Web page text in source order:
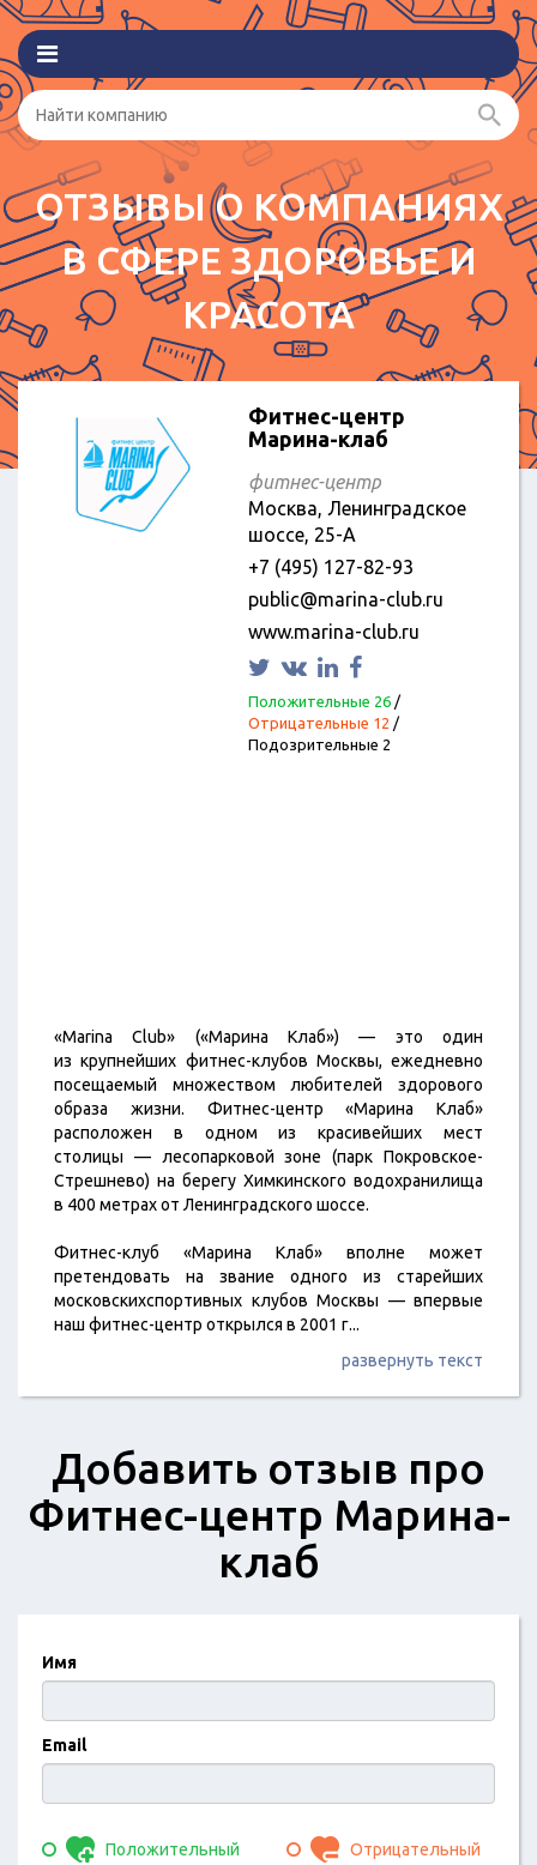
ОТЗЫВЫ О КОМПАНИЯХ
В СФЕРЕ ЗДОРОВЬЕ И
КРАСОТА
Фитнес-центр
Марина-клаб
фитнес-центр
Москва, Ленинградское
шоссе, 25-А
+7 (495) 127-82-93
public@marina-club.ru
www.marina-club.ru
Положительные 26/
Отрицательные 12 /
Подозрительные 2
«Мarina Club» («Марина Клаб») — это один
из крупнейших фитнес-клубов Москвы, ежедневно
посещаемый множеством любителей здорового
образа жизни. Фитнес-центр «Марина Клаб»
расположен в одном из красивейших мест
столицы — лесопарковой зоне (парк Покровское-
Стрешнево) на берегу Химкинского водохранилища
в 400 метрах от Ленинградского шоссе.
Фитнес-клуб «Марина Клаб» вполне может
претендовать на звание одного из старейших
московскихспортивных клубов Москвы — впервые
наш фитнес-центр открылся в 2001 г...
развернуть текст
Добавить отзыв про
Фитнес-центр Марина-
клаб
Имя
Email
Положительный Отрицательный